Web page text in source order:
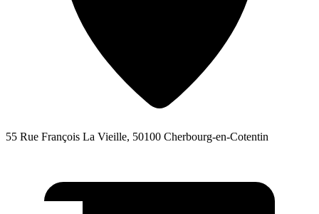
55 Rue François La Vieille, 50100 Cherbourg-en-Cotentin